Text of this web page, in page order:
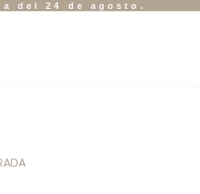
del 24 de agosto.